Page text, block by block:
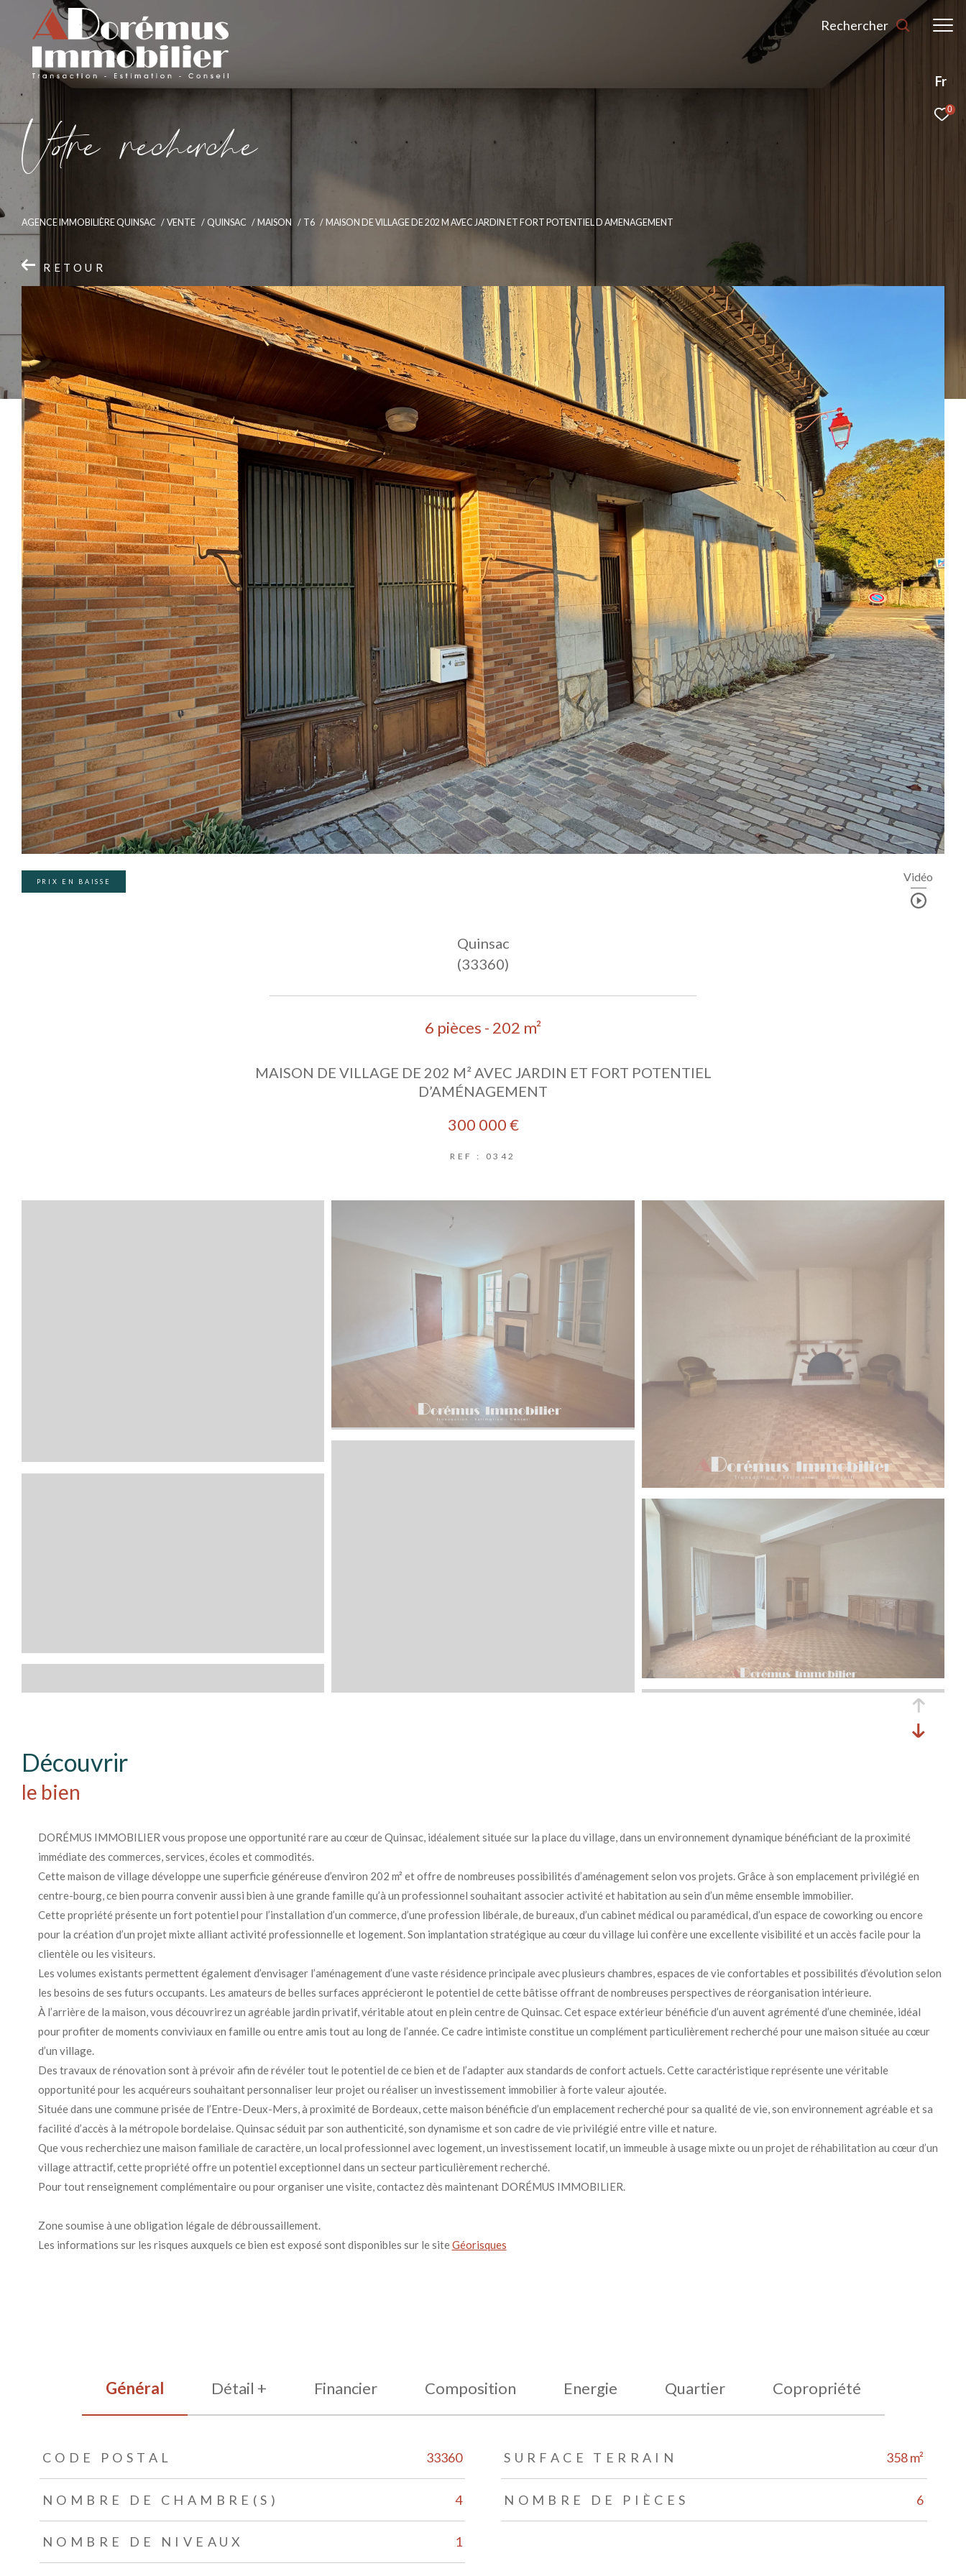
Fr
0
Rechercher
Vore recece
AGENCE IMMOBILIÈRE QUINSAC VENTE QUINSAC MAISON T6 MAISON DE VILLAGE DE 202 M AVEC JARDIN ET FORT POTENTIEL D AMENAGEMENT
RETOUR
PRIX EN BAISSE Vidéo
Quinsac
(33360)
6 pièces - 202 m²
MAISON DE VILLAGE DE 202 M² AVEC JARDIN ET FORT POTENTIEL
D’AMÉNAGEMENT
300 000 €
REF : 0342
découvrir
le bien
DORÉMUS IMMOBILIER vous propose une opportunité rare au cœur de Quinsac, idéalement située sur la place du village, dans un environnement dynamique bénéficiant de la proximité
immédiate des commerces, services, écoles et commodités.
Cette maison de village développe une superficie généreuse d’environ 202 m² et offre de nombreuses possibilités d’aménagement selon vos projets. Grâce à son emplacement privilégié en
centre-bourg, ce bien pourra convenir aussi bien à une grande famille qu’à un professionnel souhaitant associer activité et habitation au sein d’un même ensemble immobilier.
Cette propriété présente un fort potentiel pour l’installation d’un commerce, d’une profession libérale, de bureaux, d’un cabinet médical ou paramédical, d’un espace de coworking ou encore
pour la création d’un projet mixte alliant activité professionnelle et logement. Son implantation stratégique au cœur du village lui confère une excellente visibilité et un accès facile pour la
clientèle ou les visiteurs.
Les volumes existants permettent également d’envisager l’aménagement d’une vaste résidence principale avec plusieurs chambres, espaces de vie confortables et possibilités d’évolution selon
les besoins de ses futurs occupants. Les amateurs de belles surfaces apprécieront le potentiel de cette bâtisse offrant de nombreuses perspectives de réorganisation intérieure.
À l’arrière de la maison, vous découvrirez un agréable jardin privatif, véritable atout en plein centre de Quinsac. Cet espace extérieur bénéficie d’un auvent agrémenté d’une cheminée, idéal
pour profiter de moments conviviaux en famille ou entre amis tout au long de l’année. Ce cadre intimiste constitue un complément particulièrement recherché pour une maison située au cœur
d’un village.
Des travaux de rénovation sont à prévoir afin de révéler tout le potentiel de ce bien et de l’adapter aux standards de confort actuels. Cette caractéristique représente une véritable
opportunité pour les acquéreurs souhaitant personnaliser leur projet ou réaliser un investissement immobilier à forte valeur ajoutée.
Située dans une commune prisée de l’Entre-Deux-Mers, à proximité de Bordeaux, cette maison bénéficie d’un emplacement recherché pour sa qualité de vie, son environnement agréable et sa
facilité d’accès à la métropole bordelaise. Quinsac séduit par son authenticité, son dynamisme et son cadre de vie privilégié entre ville et nature.
Que vous recherchiez une maison familiale de caractère, un local professionnel avec logement, un investissement locatif, un immeuble à usage mixte ou un projet de réhabilitation au cœur d’un
village attractif, cette propriété offre un potentiel exceptionnel dans un secteur particulièrement recherché.
Pour tout renseignement complémentaire ou pour organiser une visite, contactez dès maintenant DORÉMUS IMMOBILIER.
Zone soumise à une obligation légale de débroussaillement.
Les informations sur les risques auxquels ce bien est exposé sont disponibles sur le siteGéorisques
Général Détail + Financier Composition Energie Quartier Copropriété
TRAD_ZEPHYR_Caracteristique
CODE POSTAL 33360 SURFACE TERRAIN 358 m²
NOMBRE DE CHAMBRE(S) 4 NOMBRE DE PIÈCES 6
NOMBRE DE NIVEAUX 1